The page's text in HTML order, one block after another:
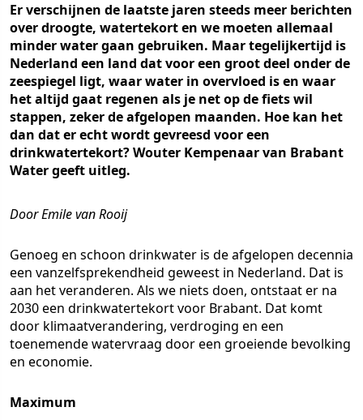
Er verschijnen de laatste jaren steeds meer berichten
over droogte, watertekort en we moeten allemaal
minder water gaan gebruiken. Maar tegelijkertijd is
Nederland een land dat voor een groot deel onder de
zeespiegel ligt, waar water in overvloed is en waar
het altijd gaat regenen als je net op de fiets wil
stappen, zeker de afgelopen maanden. Hoe kan het
dan dat er echt wordt gevreesd voor een
drinkwatertekort? Wouter Kempenaar van Brabant
Water geeft uitleg.
Door Emile van Rooij
Genoeg en schoon drinkwater is de afgelopen decennia
een vanzelfsprekendheid geweest in Nederland. Dat is
aan het veranderen. Als we niets doen, ontstaat er na
2030 een drinkwatertekort voor Brabant. Dat komt
door klimaatverandering, verdroging en een
toenemende watervraag door een groeiende bevolking
en economie.
Maximum